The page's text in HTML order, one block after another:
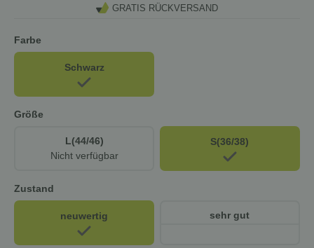
GRATIS RÜCKVERSAND
Farbe
Schwarz
Größe
L(44/46)
Nicht verfügbar
S(36/38)
Zustand
neuwertig sehr gut